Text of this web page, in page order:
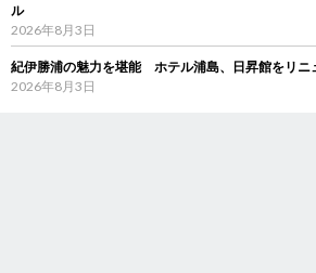
ル
2026年8月3日
紀伊勝浦の魅力を堪能 ホテル浦島、日昇館をリニ
2026年8月3日